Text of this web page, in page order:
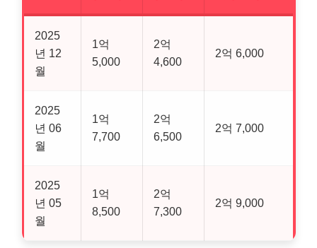
2025
년 12
월
1억
5,000
2억
4,600
2억 6,000
2025
년 06
월
1억
7,700
2억
6,500
2억 7,000
2025
년 05
월
1억
8,500
2억
7,300
2억 9,000